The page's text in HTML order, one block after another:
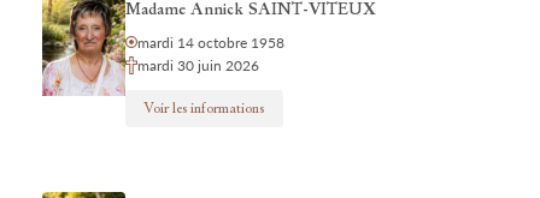
Madame Annick SAINT-VITEUX
mardi 14 octobre 1958
mardi 30 juin 2026
Voir les informations